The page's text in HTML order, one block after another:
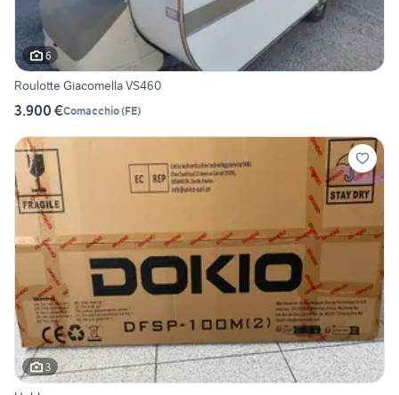
6
Roulotte Giacomella VS460
3.900 €Comacchio(FE)
3